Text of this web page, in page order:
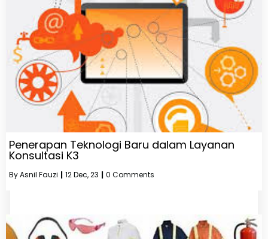
Penerapan Teknologi Baru dalam Layanan
Konsultasi K3
ByAsnil Fauzi | 12Dec, 23 | 0 Comments